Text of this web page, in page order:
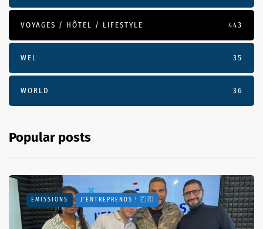
VOYAGES / HÔTEL / LIFESTYLE 443
WEL 35
WORLD 36
Popular posts
EMISSIONS J'ENTREPRENDS ! 🇫🇷